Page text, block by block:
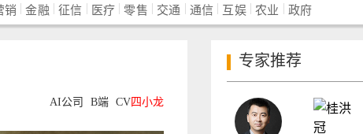
销 |金融 |征信 | 医疗 | 零售 | 交通 | 通信 | 互娱 | 农业 | 政府
AI公司 B端 CV四小龙
专家推荐